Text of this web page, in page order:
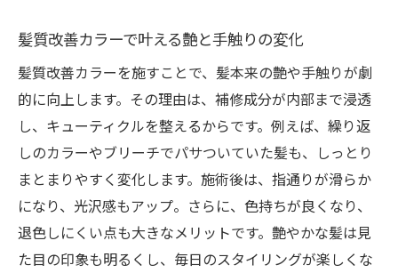
ダメージを抑えた髪質改善カラーのコツを解説
ダメージレス施術の髪質改善カラーがおす
すめ
髪質改善カラー後のケアで差がつくポイン
ト
カラー剤選びでダメージを減らす方法
髪質改善カラーの施術前後の注意点まとめ
髪の健康を守る髪質改善カラーの活用術
髪質改善カラーで叶える艶と手触りの変化
髪質改善カラーを施すことで、髪本来の艶や手触りが劇
的に向上します。その理由は、補修成分が内部まで浸透
し、キューティクルを整えるからです。例えば、繰り返
しのカラーやブリーチでパサついていた髪も、しっとり
まとまりやすく変化します。施術後は、指通りが滑らか
になり、光沢感もアップ。さらに、色持ちが良くなり、
退色しにくい点も大きなメリットです。艶やかな髪は見
た目の印象も明るくし、毎日のスタイリングが楽しくな